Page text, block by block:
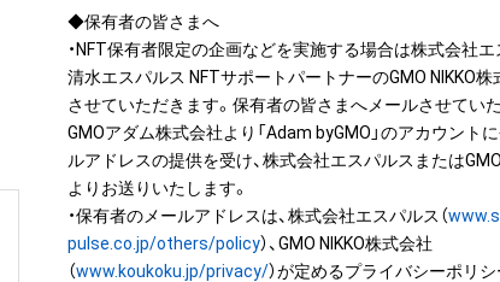
◆保有者の皆さまへ
・NFT保有者限定の企画などを実施する場合は株式会社
清水エスパルス NFTサポートパートナーのGMO NIKKO
させていただきます。保有者の皆さまへメールさせていた
GMOアダム株式会社より「Adam byGMO」のアカウント
ルアドレスの提供を受け、株式会社エスパルスまたは
よりお送りいたします。
・保有者のメールアドレスは、株式会社エスパルス（
pulse.co.jp/others/policy）、GMO NIKKO株式会社
（www.koukoku.jp/privacy/）が定めるプライバシーポリシ